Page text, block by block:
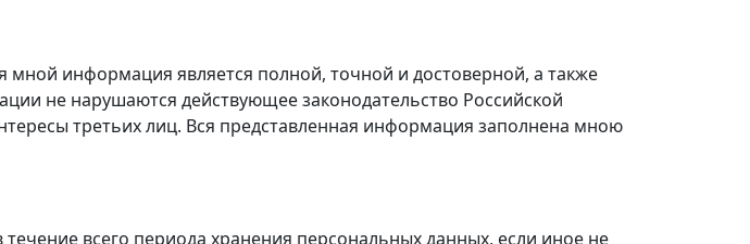
мной информация является полной, точной и достоверной, а также
не нарушаются действующее законодательство Российской
третьих лиц. Вся представленная информация заполнена мною
течение всего периода хранения персональных данных, если иное не